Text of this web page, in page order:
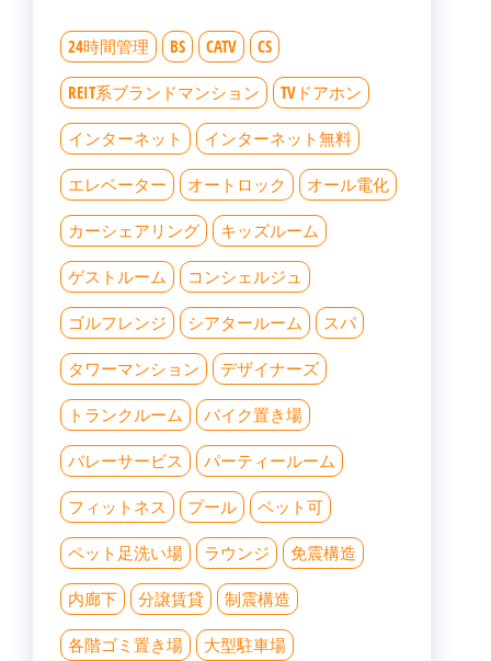
24時間管理 BS CATV CS
REIT系ブランドマンション TVドアホン
インターネット インターネット無料
エレベーター オートロック オール電化
カーシェアリング キッズルーム
ゲストルーム コンシェルジュ
ゴルフレンジ シアタールーム スパ
タワーマンション デザイナーズ
トランクルーム バイク置き場
バレーサービス パーティールーム
フィットネス プール ペット可
ペット足洗い場 ラウンジ 免震構造
内廊下 分譲賃貸 制震構造
各階ゴミ置き場 大型駐車場